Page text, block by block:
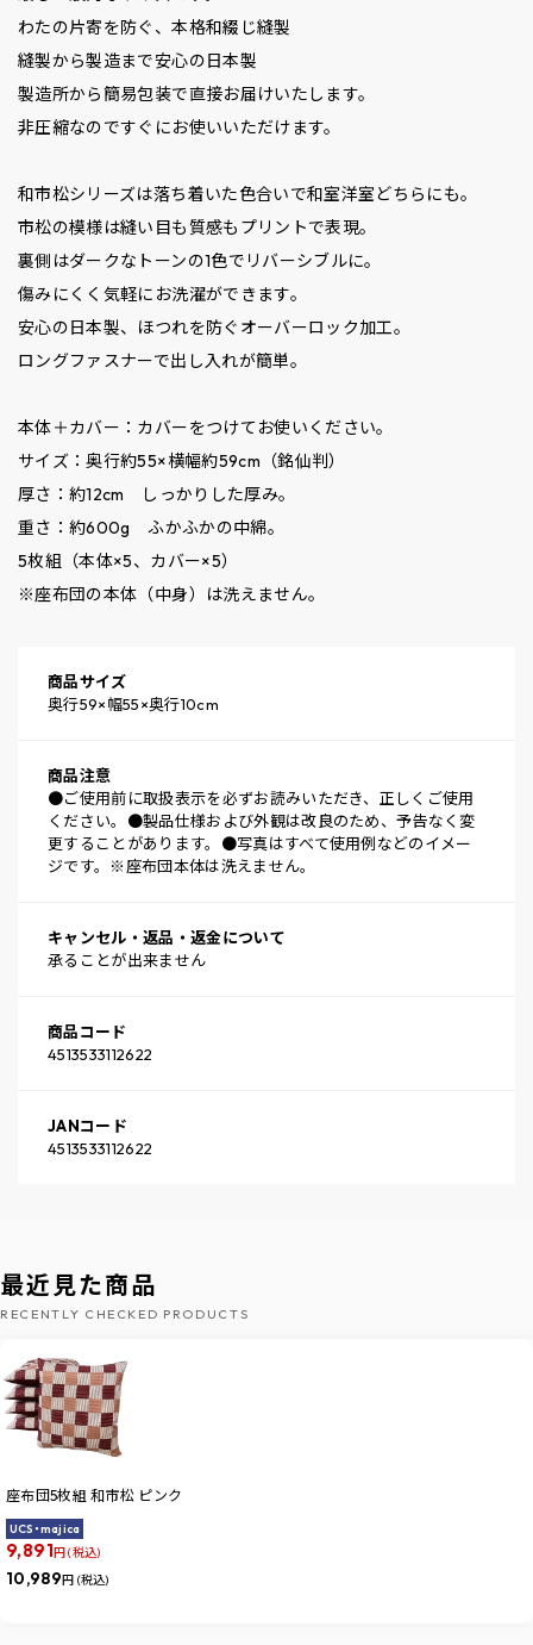
わたの片寄を防ぐ、本格和綴じ縫製
縫製から製造まで安心の日本製
製造所から簡易包装で直接お届けいたします。
非圧縮なのですぐにお使いいただけます。
和市松シリーズは落ち着いた色合いで和室洋室どちらにも。
市松の模様は縫い目も質感もプリントで表現。
裏側はダークなトーンの1色でリバーシブルに。
傷みにくく気軽にお洗濯ができます。
安心の日本製、ほつれを防ぐオーバーロック加工。
ロングファスナーで出し入れが簡単。
本体＋カバー：カバーをつけてお使いください。
サイズ：奥行約55×横幅約59cm（銘仙判）
厚さ：約12cm しっかりした厚み。
重さ：約600g ふかふかの中綿。
5枚組（本体×5、カバー×5）
※座布団の本体（中身）は洗えません。
商品サイズ
奥行59×幅55×奥行10cm
商品注意
●ご使用前に取扱表示を必ずお読みいただき、正しくご使用
ください。●製品仕様および外観は改良のため、予告なく変
更することがあります。●写真はすべて使用例などのイメー
ジです。※座布団本体は洗えません。
キャンセル・返品・返金について
承ることが出来ません
商品コード
4513533112622
JANコード
4513533112622
最近見た商品
RECENTLY CHECKED PRODUCTS
座布団5枚組 和市松 ピンク
UCS・majica
9,891円 (税込)
10,989円 (税込)